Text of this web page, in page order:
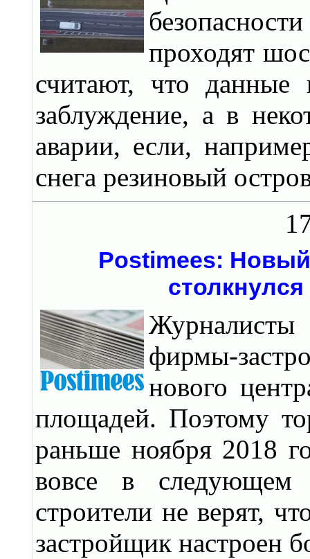
проходят
считают, что данные
заблуждение, а в
аварии, если,
снега резиновый
Postimees:
фирмы-
нового
площадей. Поэтому
раньше ноября 2018
вовсе в следующем
строители не верят,
застройщик настроен